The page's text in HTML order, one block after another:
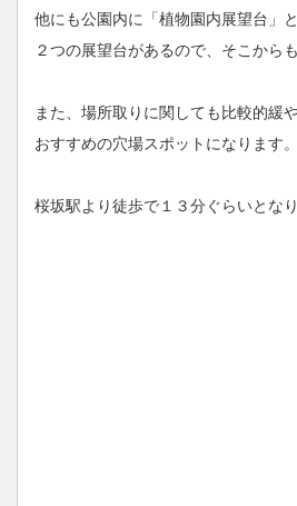
他にも公園内に「植物園内展望台」
２つの展望台があるので、そこから
また、場所取りに関しても比較的緩
おすすめの穴場スポットになります。
桜坂駅より徒歩で１３分ぐらいとなり